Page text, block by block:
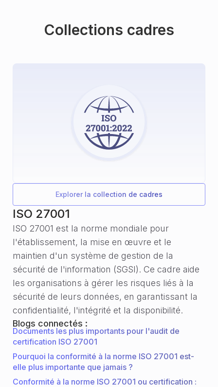
Collections cadres
Explorer la collection de cadres
ISO 27001
ISO 27001 est la norme mondiale pour
l'établissement, la mise en œuvre et le
maintien d'un système de gestion de la
sécurité de l'information (SGSI). Ce cadre aide
les organisations à gérer les risques liés à la
sécurité de leurs données, en garantissant la
confidentialité, l'intégrité et la disponibilité.
Blogs connectés :
Documents les plus importants pour l'audit de
certification ISO 27001
Pourquoi la conformité à la norme ISO 27001 est-
elle plus importante que jamais ?
Conformité à la norme ISO 27001 ou certification :